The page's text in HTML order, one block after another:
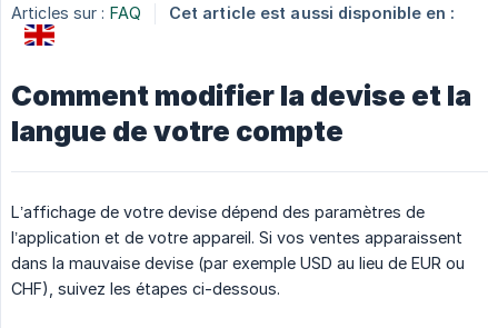
Articles sur : FAQ Cet article est aussi disponible en :
Comment modifier la devise et la
langue de votre compte
L’affichage de votre devise dépend des paramètres de
l’application et de votre appareil. Si vos ventes apparaissent
dans la mauvaise devise (par exemple USD au lieu de EUR ou
CHF), suivez les étapes ci-dessous.